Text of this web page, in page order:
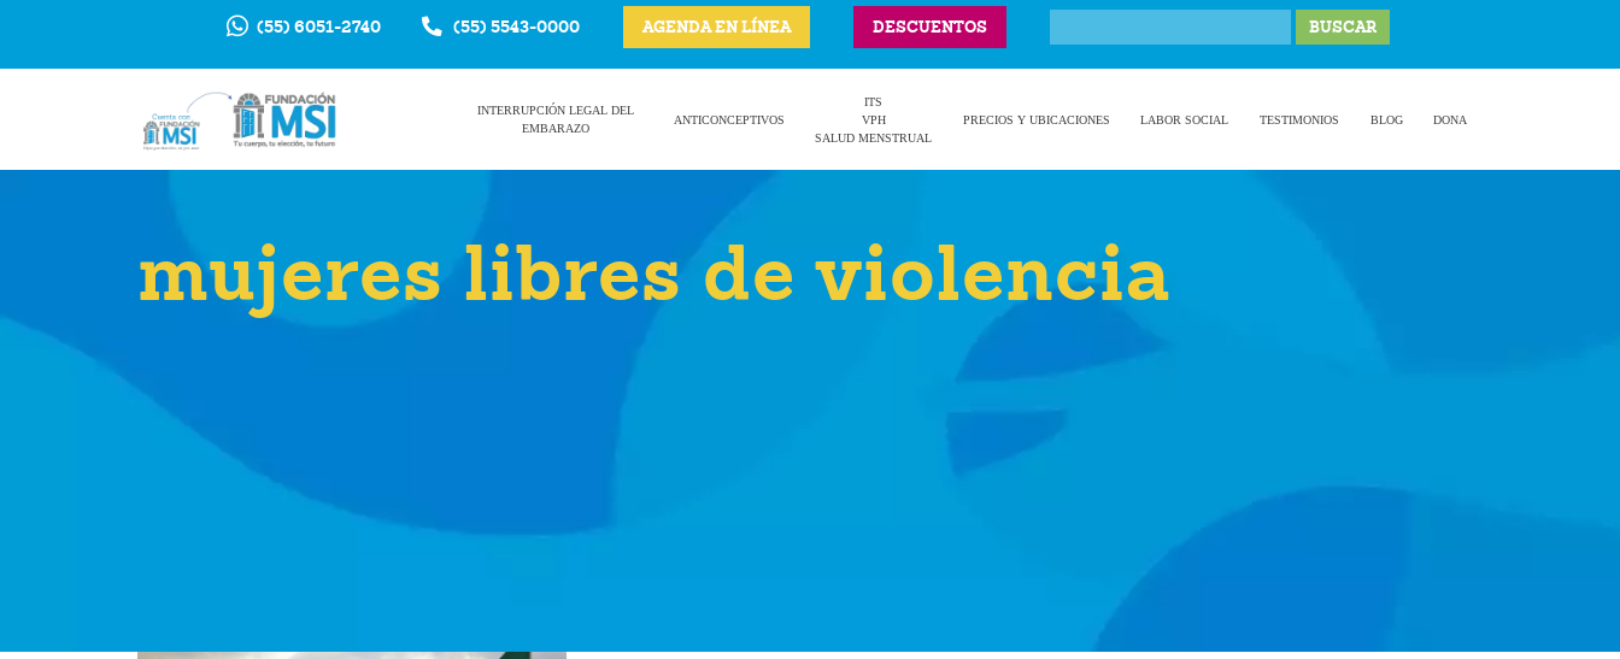
(55) 6051-2740 (55) 5543-0000 AGENDA EN LÍNEA DESCUENTOS
INTERRUPCIÓN LEGAL DEL
EMBARAZO
ANTICONCEPTIVOS
ITS
VPH
SALUD MENSTRUAL
PRECIOS Y UBICACIONES LABOR SOCIAL TESTIMONIOS BLOG DONA
mujeres libres de violencia